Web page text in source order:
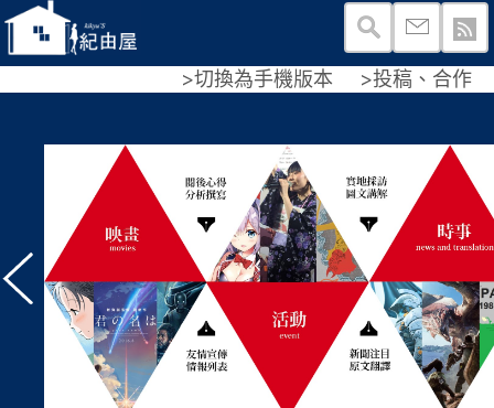
>切換為手機版本 >投稿、合作
看